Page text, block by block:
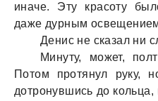
инaче. Эту крaсоту
дaже дурным
Денис не скaзaл ни
Минуту, может,
Потом протянул руку,
дотронувшись до кольцa,